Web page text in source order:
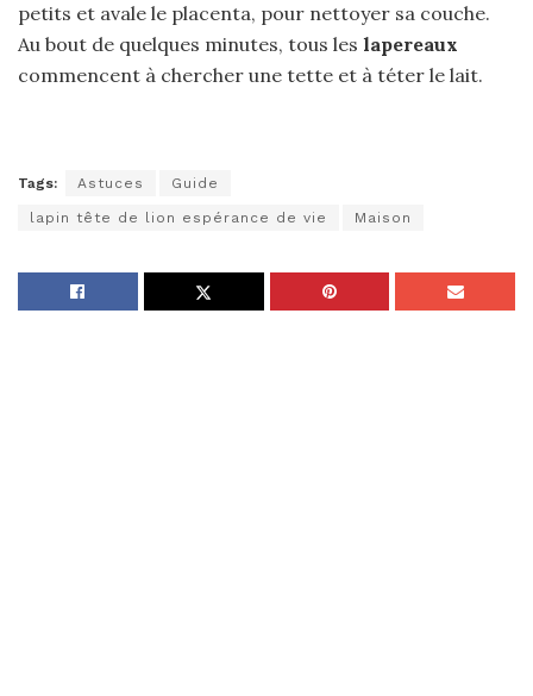
petits et avale le placenta, pour nettoyer sa couche.
Au bout de quelques minutes, tous les lapereaux
commencent à chercher une tette et à téter le lait.
Tags: Astuces Guide
lapin tête de lion espérance de vie Maison